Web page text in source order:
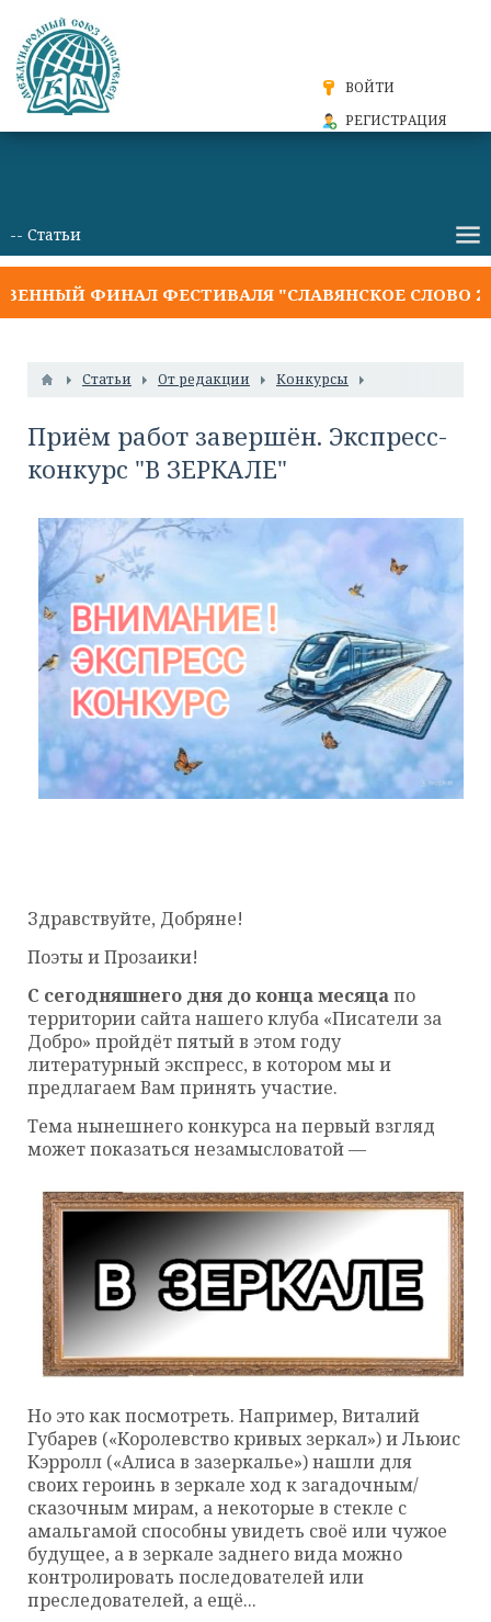
ВОЙТИ
РЕГИСТРАЦИЯ
ФИНАЛ ФЕСТИВАЛЯ "СЛАВЯНСКОЕ СЛОВО
Статьи От редакции Конкурсы
Приём работ завершён. Экспресс-
конкурс "В ЗЕРКАЛЕ"
Здравствуйте, Добряне!
Поэты и Прозаики!
С сегодняшнего дня до конца месяцапо
территории сайта нашего клуба «Писатели за
Добро» пройдёт пятый в этом году
литературный экспресс, в котором мы и
предлагаем Вам принять участие.
Тема нынешнего конкурса на первый взгляд
может показаться незамысловатой —
Но это как посмотреть. Например, Виталий
Губарев («Королевство кривых зеркал») и Льюис
Кэрролл («Алиса в зазеркалье») нашли для
своих героинь в зеркале ход к загадочным/
сказочным мирам, а некоторые в стекле с
амальгамой способны увидеть своё или чужое
будущее, а в зеркале заднего вида можно
контролировать последователей или
преследователей, а ещё...